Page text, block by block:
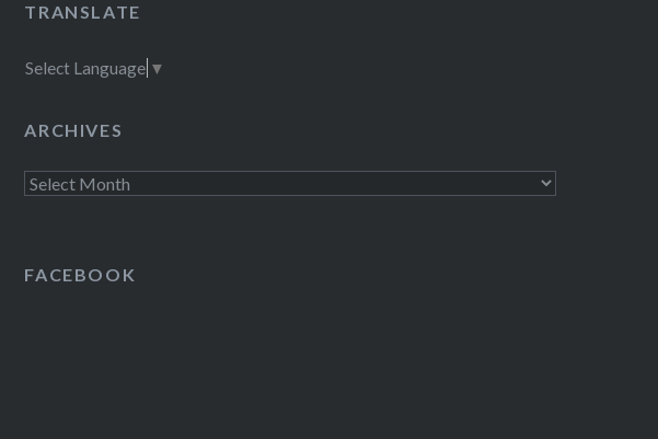
TRANSLATE
Select Language ▼
ARCHIVES
Archives
FACEBOOK